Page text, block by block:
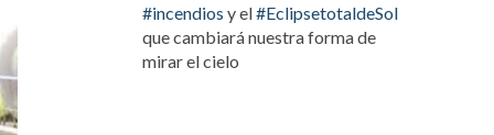
#incendios y el#EclipsetotaldeSol
que cambiará nuestra forma de
mirar el cielo